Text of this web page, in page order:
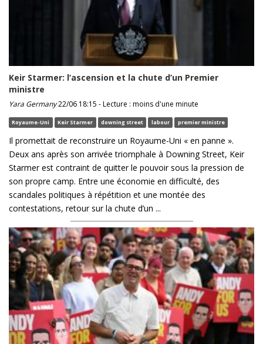
Keir Starmer: l’ascension et la chute d’un Premier
ministre
Yara Germany22/06 18:15 - Lecture : moins d'une minute
Royaume-Uni Keir Starmer downing street labour premier ministre
Il promettait de reconstruire un Royaume-Uni « en panne ».
Deux ans après son arrivée triomphale à Downing Street, Keir
Starmer est contraint de quitter le pouvoir sous la pression de
son propre camp. Entre une économie en difficulté, des
scandales politiques à répétition et une montée des
contestations, retour sur la chute d’un ...